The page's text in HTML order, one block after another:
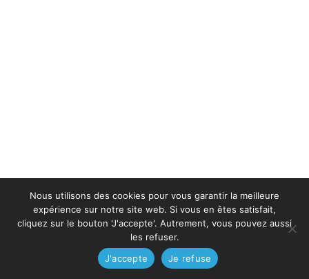
Nous utilisons des cookies pour vous garantir la meilleure
expérience sur notre site web. Si vous en êtes satisfait,
cliquez sur le bouton 'J'accepte'. Autrement, vous pouvez aussi
les refuser.
J'accepte
Je refuse